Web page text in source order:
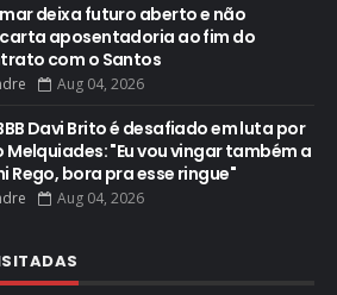
deixa futuro aberto e não
aposentadoria ao fim do
com o Santos
Aug 04, 2026
Davi Brito é desafiado em luta por
Melquiades: "Eu vou vingar também a
Rego, bora pra esse ringue"
Aug 04, 2026